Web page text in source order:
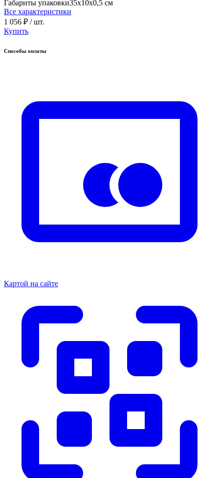
Габариты упаковки35х10х0,5 см
Все характеристики
1 056 ₽ / шт.
Купить
Способы оплаты
Картой на сайте